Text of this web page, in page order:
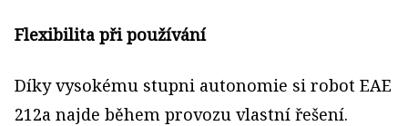
Flexibilita při používání
Díky vysokému stupni autonomie si robot EAE
212a najde během provozu vlastní řešení.